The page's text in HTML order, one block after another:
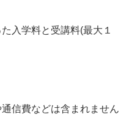
入学料と受講料(最大１
信費などは含まれません